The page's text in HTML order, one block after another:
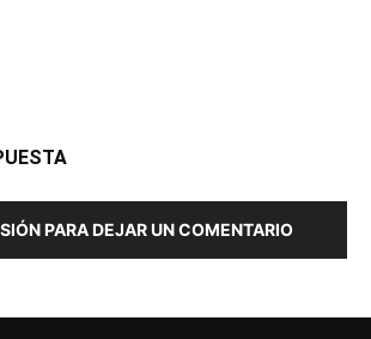
PARA DEJAR UN COMENTARIO